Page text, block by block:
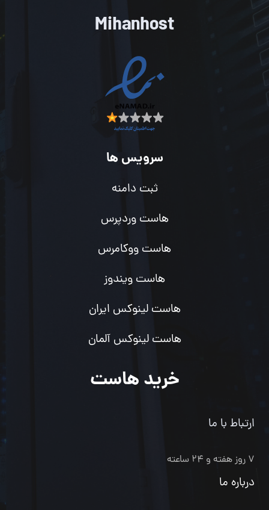
Mihanhost
سرویس ها
ثبت دامنه
هاست وردپرس
هاست ووکامرس
هاست ویندوز
هاست لینوکس ایران
هاست لینوکس آلمان
خرید هاست
ارتباط با ما
۷ روز هفته و ۲۴ ساعته
درباره ما